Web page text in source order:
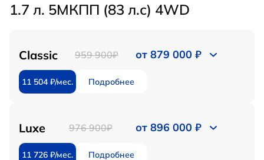
1.7 л. 5МКПП (83 л.с) 4WD
Classic 959 900₽ от 879 000 ₽
11 504 ₽/мес. Подробнее
Luxe 976 900₽ от 896 000 ₽
11 726 ₽/мес. Подробнее